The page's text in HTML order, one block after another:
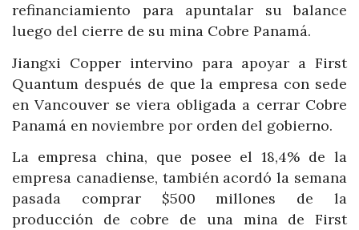
refinanciamiento para apuntalar su balance
luego del cierre de su mina Cobre Panamá.
Jiangxi Copper intervino para apoyar a First
Quantum después de que la empresa con sede
en Vancouver se viera obligada a cerrar Cobre
Panamá en noviembre por orden del gobierno.
La empresa china, que posee el 18,4% de la
empresa canadiense, también acordó la semana
pasada comprar $500 millones de la
producción de cobre de una mina de First